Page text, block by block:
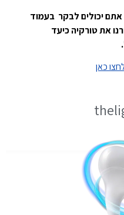
אתם יכולים לבקר בעמוד
את טורקיה כיעד
כאן